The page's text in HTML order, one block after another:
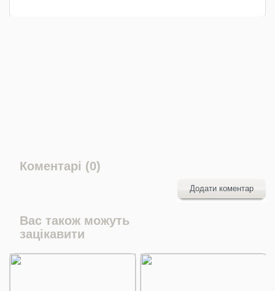
Коментарі (0)
Додати коментар
Вас також можуть
зацікавити